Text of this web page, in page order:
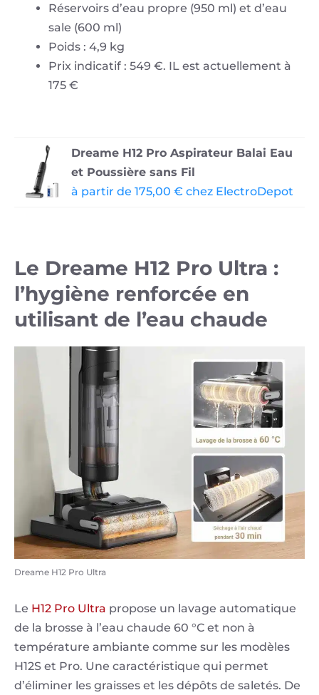
Réservoirs d’eau propre (950 ml) et d’eau
sale (600 ml)
Poids : 4,9 kg
Prix indicatif : 549 €. IL est actuellement à
175 €
Dreame H12 Pro Aspirateur Balai Eau
et Poussière sans Fil
à partir de 175,00 € chez ElectroDepot
Le Dreame H12 Pro Ultra :
l’hygiène renforcée en
utilisant de l’eau chaude
Dreame H12 Pro Ultra
Le H12 Pro Ultra propose un lavage automatique
de la brosse à l’eau chaude 60 °C et non à
température ambiante comme sur les modèles
H12S et Pro. Une caractéristique qui permet
d’éliminer les graisses et les dépôts de saletés. De